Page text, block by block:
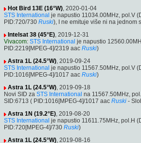
Hot Bird 13E (16°W), 2020-01-04
STS International je napustio 11034.00MHz, pol.V
PID:720/730 Ruski), I ne emituje više ni na jednom
Intelsat 38 (45°E), 2019-12-31
Vivacom: STS International je napustio
PID:2219[MPEG-4]/2319 aac Ruski)
Astra 1L (24.5°W), 2019-09-24
STS International je napustio 11567.50MHz, pol.V
PID:1016[MPEG-4]/1017 aac Ruski)
Astra 1L (24.5°W), 2019-09-18
Novi SID za STS International na 11567.50MHz,
SID:6713 ( PID:1016[MPEG-4]/1017 aac Ruski -
Astra 1N (19.2°E), 2019-08-20
STS International je napustio 11611.75MHz, pol.H
PID:720[MPEG-4]/730 Ruski)
Astra 1L (24.5°W), 2019-08-16